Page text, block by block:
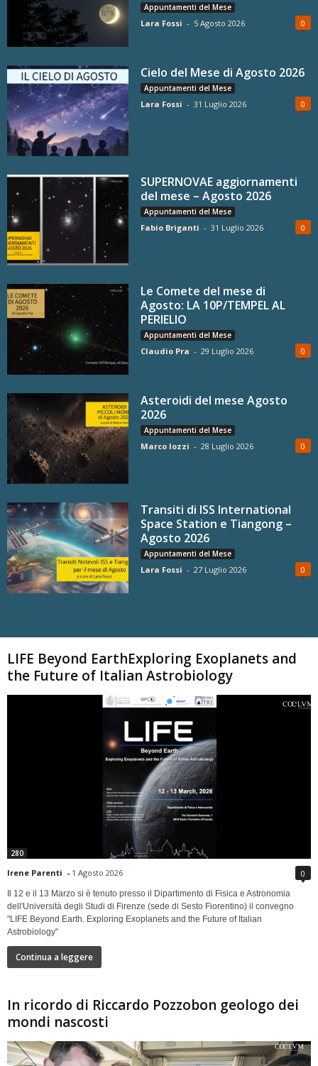
Appuntamenti del Mese
Lara Fossi - 5 Agosto 2026 0
Cielo del Mese di Agosto 2026
Appuntamenti del Mese
Lara Fossi - 31 Luglio 2026 0
SUPERNOVAE aggiornamenti
del mese – Agosto 2026
Appuntamenti del Mese
Fabio Briganti - 31 Luglio 2026 0
Le Comete del mese di
Agosto: LA 10P/TEMPEL AL
PERIELIO
Appuntamenti del Mese
Claudio Pra - 29 Luglio 2026 0
Asteroidi del mese Agosto
2026
Appuntamenti del Mese
Marco Iozzi - 28 Luglio 2026 0
Transiti di ISS International
Space Station e Tiangong –
Agosto 2026
Appuntamenti del Mese
Lara Fossi - 27 Luglio 2026 0
LIFE Beyond EarthExploring Exoplanets and
the Future of Italian Astrobiology
280
Irene Parenti - 1 Agosto 2026 0
Il 12 e il 13 Marzo si è tenuto presso il Dipartimento di Fisica e Astronomia
dell'Università degli Studi di Firenze (sede di Sesto Fiorentino) il convegno
"LIFE Beyond Earth. Exploring Exoplanets and the Future of Italian
Astrobiology"
Continua a leggere
In ricordo di Riccardo Pozzobon geologo dei
mondi nascosti